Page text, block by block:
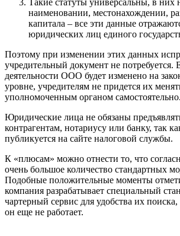
наименовании, местонахождении,
капитала – все эти данные
юридических лиц единого
Поэтому при изменении этих данных
учредительный документ не потребуется.
деятельности ООО будет изменено на
уровне, учредителям не придется их
уполномоченным органом самостоятельно.
Юридические лица не обязаны
контрагентам, нотариусу или банку, так
публикуется на сайте налоговой службы.
К «плюсам» можно отнести то, что
очень большое количество стандартных
Подобные положительные моменты
компания разрабатывает специальный
чартерный сервис для удобства их
он еще не работает.